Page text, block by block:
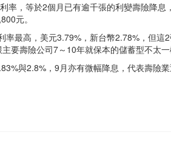
率，等於2個月已有逾千張的利變壽險降
元。
最高，美元3.79%，新台幣2.78%，但
要壽險公司7～10年就保本的儲蓄型不太一
與2.8%，9月亦有微幅降息，代表壽險